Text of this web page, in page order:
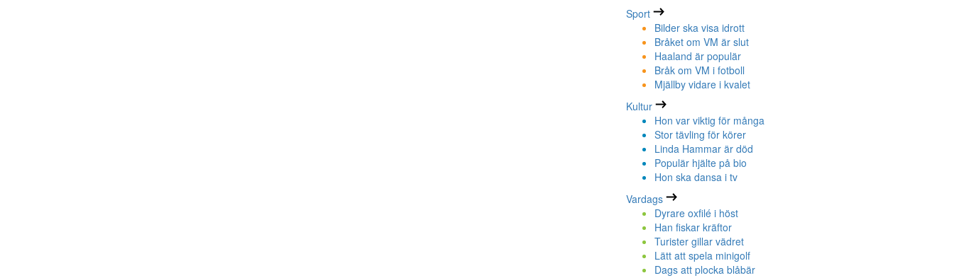
Sport
Bilder ska visa idrott
Bråket om VM är slut
Haaland är populär
Bråk om VM i fotboll
Mjällby vidare i kvalet
Kultur
Hon var viktig för många
Stor tävling för körer
Linda Hammar är död
Populär hjälte på bio
Hon ska dansa i tv
Vardags
Dyrare oxfilé i höst
Han fiskar kräftor
Turister gillar vädret
Lätt att spela minigolf
Dags att plocka blåbär